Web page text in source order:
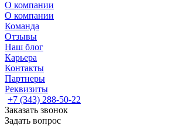
О компании
О компании
Команда
Отзывы
Наш блог
Карьера
Контакты
Партнеры
Реквизиты
+7 (343) 288-50-22
Заказать звонок
Задать вопрос